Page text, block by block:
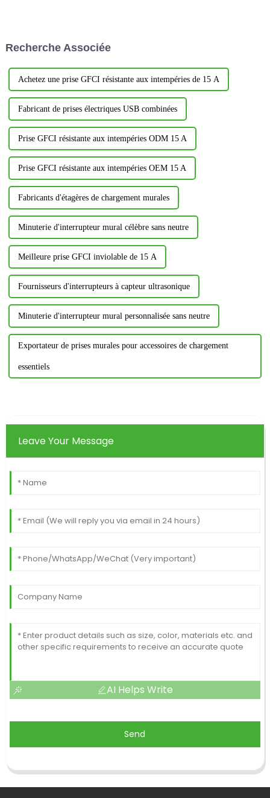
se valent pas.
Recherche Associée
Achetez une prise GFCI résistante aux intempéries de 15 A
Fabricant de prises électriques USB combinées
Prise GFCI résistante aux intempéries ODM 15 A
Prise GFCI résistante aux intempéries OEM 15 A
Fabricants d'étagères de chargement murales
Minuterie d'interrupteur mural célèbre sans neutre
Meilleure prise GFCI inviolable de 15 A
Fournisseurs d'interrupteurs à capteur ultrasonique
Minuterie d'interrupteur mural personnalisée sans neutre
Exportateur de prises murales pour accessoires de chargement
essentiels
Leave Your Message
AI Helps Write
Send